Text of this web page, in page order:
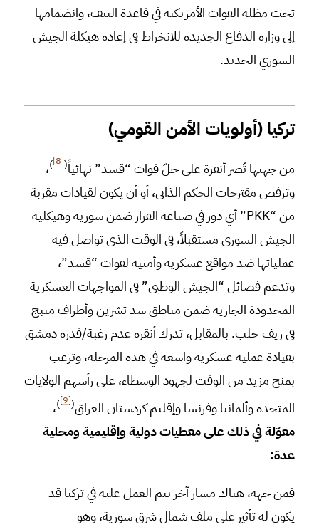
تحت مظلة القوات الأمريكية في قاعدة التنف، وانضمامها
إلى وزارة الدفاع الجديدة للانخراط في إعادة هيكلة الجيش
السوري الجديد.
تركيا (أولويات الأمن القومي)
من جهتها تُصر أنقرة على حلّ قوات “قسد” نهائياً(
[8]
)،
وترفض مقترحات الحكم الذاتي، أو أن يكون لقيادات مقربة
من “PKK” أي دور في صناعة القرار ضمن سورية وهيكلية
الجيش السوري مستقبلاً، في الوقت الذي تواصل فيه
عملياتها ضد مواقع عسكرية وأمنية لقوات “قسد”،
وتدعم فصائل “الجيش الوطني” في المواجهات العسكرية
المحدودة الجارية ضمن مناطق سد تشرين وأطراف منبج
في ريف حلب. بالمقابل، تدرك أنقرة عدم رغبة/قدرة دمشق
بقيادة عملية عسكرية واسعة في هذه المرحلة، وترغب
بمنح مزيد من الوقت لجهود الوسطاء، على رأسهم الولايات
المتحدة وألمانيا وفرنسا وإقليم كردستان العراق(
[9]
)،
معوّلة في ذلك على معطيات دولية وإقليمية ومحلية
عدة:
فمن جهة، هناك مسار آخر يتم العمل عليه في تركيا قد
يكون له تأثير على ملف شمال شرق سورية، وهو